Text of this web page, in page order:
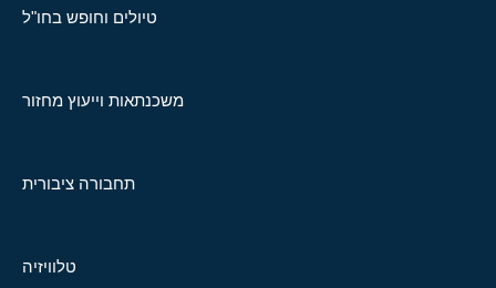
טיולים וחופש בחו"ל
משכנתאות וייעוץ מחזור
תחבורה ציבורית
טלוויזיה